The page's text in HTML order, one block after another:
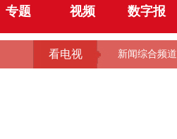
专题 视频 数字报
看电视 新闻综合频道